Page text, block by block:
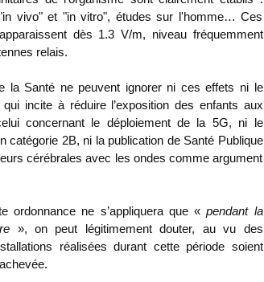
vivo" et "in vitro", études sur l'homme… Ces
dès 1.3 V/m, niveau fréquemment
relais.
la Santé ne peuvent ignorer ni ces effets ni le
incite à réduire l’exposition des enfants aux
concernant le déploiement de la 5G, ni le
catégorie 2B, ni la publication de Santé Publique
cérébrales avec les ondes comme argument
ordonnance ne s’appliquera que «pendant la
», on peut légitimement douter, au vu des
réalisées durant cette période soient